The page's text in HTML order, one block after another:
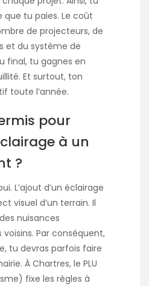
tu paies. Le coût
de projecteurs, de
et du système de
final, tu gagnes en
Et surtout, ton
toute l’année.
pour
à un
?
L’ajout d’un éclairage
visuel d’un terrain. Il
nuisances
Par conséquent,
tu devras parfois faire
À Chartres, le PLU
fixe les règles à